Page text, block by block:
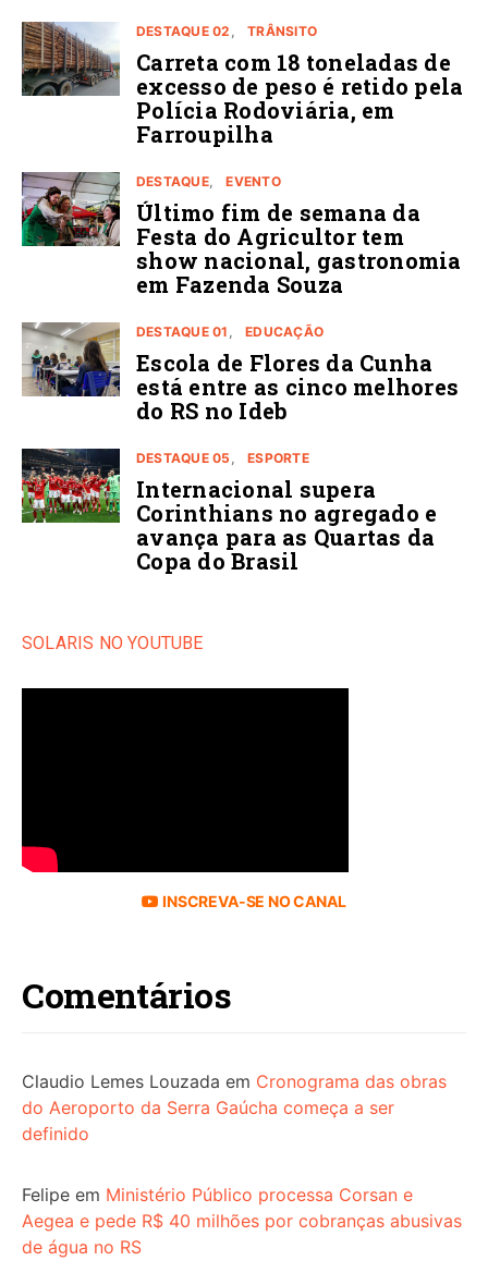
DESTAQUE 02 TRÂNSITO
Carreta com 18 toneladas de
excesso de peso é retido pela
Polícia Rodoviária, em
Farroupilha
DESTAQUE EVENTO
Último fim de semana da
Festa do Agricultor tem
show nacional, gastronomia
em Fazenda Souza
DESTAQUE 01 EDUCAÇÃO
Escola de Flores da Cunha
está entre as cinco melhores
do RS no Ideb
DESTAQUE 05 ESPORTE
Internacional supera
Corinthians no agregado e
avança para as Quartas da
Copa do Brasil
SOLARIS NO YOUTUBE
INSCREVA-SE NO CANAL
Comentários
Claudio Lemes Louzada em Cronograma das obras
do Aeroporto da Serra Gaúcha começa a ser
definido
Felipe em Ministério Público processa Corsan e
Aegea e pede R$ 40 milhões por cobranças abusivas
de água no RS